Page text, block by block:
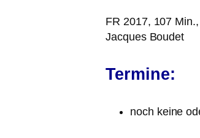
FR 2017, 107
Jacques Boudet
Termine:
noch kei­ne